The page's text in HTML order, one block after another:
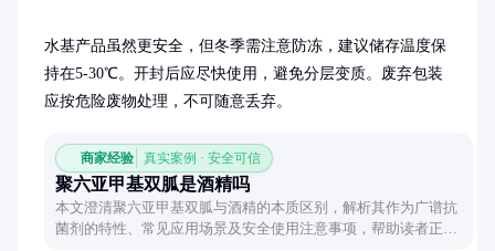
水基产品虽然更安全，但冬季需注意防冻，建议储存温度保
持在5-30℃。开封后应尽快使用，避免分层变质。废弃包装
应按危险废物处理，不可随意丢弃。
商家经验 真实案例 · 安全可信
聚六亚甲基双胍是酒精吗
本文澄清聚六亚甲基双胍与酒精的本质区别，解析其作为广谱抗
菌剂的特性、常见应用场景及安全使用注意事项，帮助读者正确